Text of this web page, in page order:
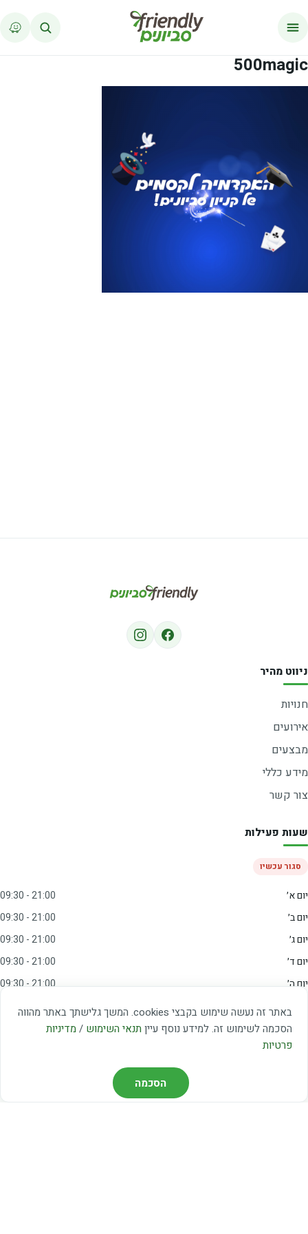
באתר זה נעשה שימוש בקבצי cookies. המשך גלישתך באתר מהווה
הסכמה לשימוש זה. למידע נוסף עיין תנאי השימוש / מדיניות
פרטיות
הסכמה
500magic
ניווט מהיר
חנויות
אירועים
מבצעים
מידע כללי
צור קשר
שעות פעילות
סגור עכשיו
יום א׳
09:30 - 21:00
יום ב׳
09:30 - 21:00
יום ג׳
09:30 - 21:00
יום ד׳
09:30 - 21:00
יום ה׳
09:30 - 21:00
יום ו׳
09:00 - 15:00
שבת
20:00 - 23:00